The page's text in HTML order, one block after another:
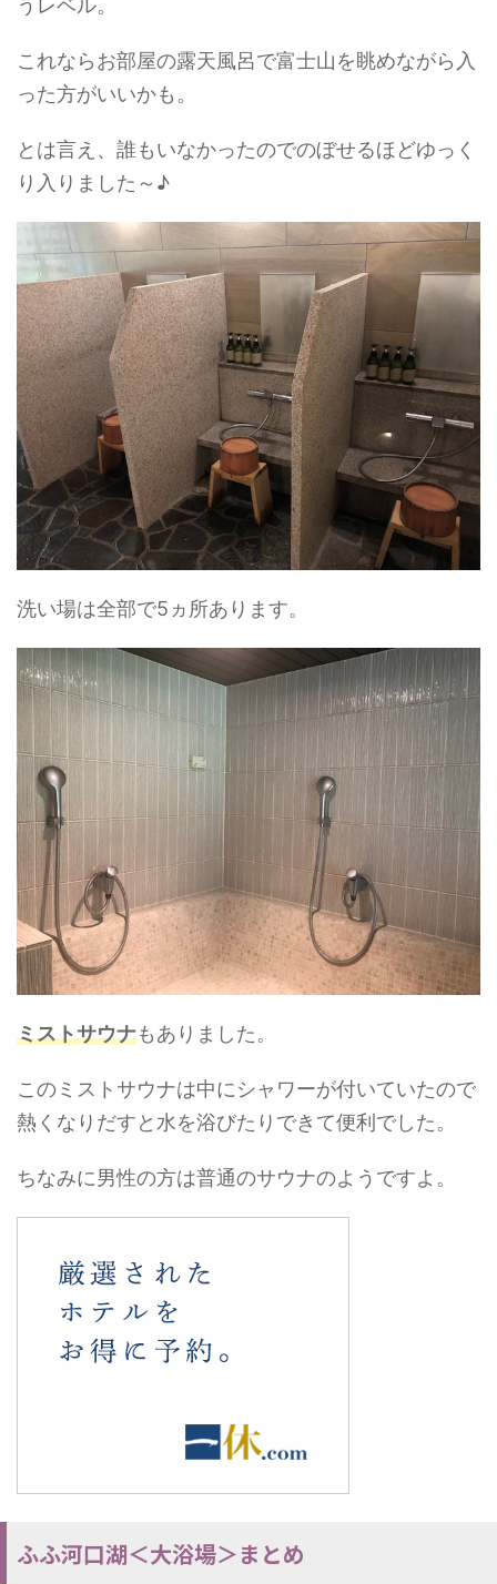
うレベル。
これならお部屋の露天風呂で富士山を眺めながら入
った方がいいかも。
とは言え、誰もいなかったのでのぼせるほどゆっく
り入りました～♪
洗い場は全部で5ヵ所あります。
ミストサウナもありました。
このミストサウナは中にシャワーが付いていたので
熱くなりだすと水を浴びたりできて便利でした。
ちなみに男性の方は普通のサウナのようですよ。
ふふ河口湖＜大浴場＞まとめ